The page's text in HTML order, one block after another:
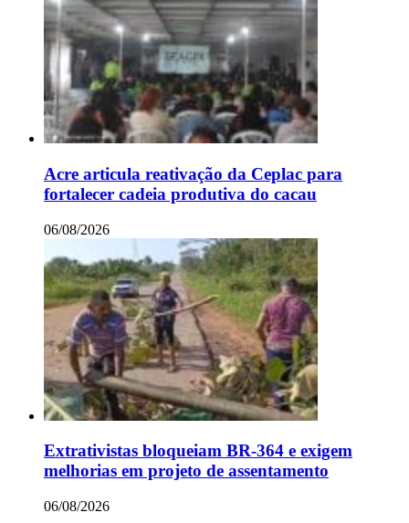
Acre articula reativação da Ceplac para
fortalecer cadeia produtiva do cacau
06/08/2026
Extrativistas bloqueiam BR-364 e exigem
melhorias em projeto de assentamento
06/08/2026